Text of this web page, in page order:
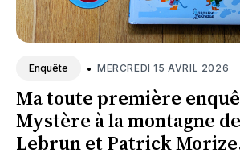
Enquête • MERCREDI 15 AVRIL 2026
Ma toute première
Mystère à la montagne
Lebrun et Patrick